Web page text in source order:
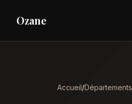
Ozane
Accueil/Départements